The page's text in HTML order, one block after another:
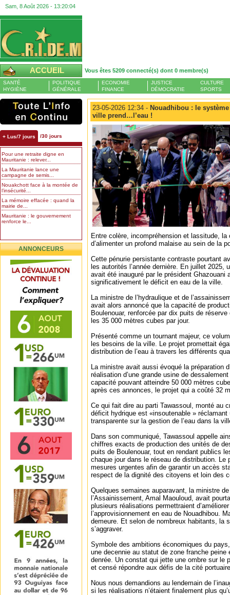
Sam, 8 Août 2026 - 13:20:05
ACCUEIL Vous êtes 5209 connecté(s) dont 0 membre(s)
SANTÉ
HYGIÈNE
POLITIQUE
GÉNÉRALE
ECONOMIE
FINANCE
JUSTICE
DÉMOCRATIE
CULTURE
SPORTS
+ Lus/7 jours /30 jours
Pour une retraite digne en
Mauritanie : relever...
La Mauritanie lance une
campagne de semis...
Nouakchott face à la montée de
l’insécurité...
La mémoire effacée : quand la
mairie de...
Mauritanie : le gouvernement
renforce le...
ANNONCEURS
23-05-2026 12:34 - Nouadhibou : le
ville prend…l’eau !
Entre colère, incompréhension et lassitude, la
d’alimenter un profond malaise au sein de la
Cette pénurie persistante contraste pourtant
les autorités l’année dernière. En juillet 2025,
avait été inauguré par le président Ghazouani
significativement le déficit en eau de la ville.
La ministre de l’hydraulique et de
avait alors annoncé que la capacité de
Boulenouar, renforcée par dix puits de
les 35 000 mètres cubes par jour.
Présenté comme un tournant majeur, ce
les besoins de la ville. Le projet promettait
distribution de l’eau à travers les différents
La ministre avait aussi évoqué la préparation
réalisation d’une grande usine de
capacité pouvant atteindre 50 000 mètres
après ces annonces, le projet qui a coûté 32
Ce qui fait dire au parti Tawassoul, monté au
déficit hydrique est «insoutenable » réclamant
transparente sur la gestion de l’eau dans la
Dans son communiqué, Tawassoul appelle
chiffres exacts de production des unités de
puits de Boulenouar, tout en rendant publics
chaque jour dans le réseau de distribution. Le
mesures urgentes afin de garantir un accès
respect de la dignité des citoyens et loin des
Quelques semaines auparavant, la ministre de
l’Assainissement, Amal Maouloud, avait
plusieurs réalisations permettraient
l’approvisionnement en eau de Nouadhibou.
demeure. Et selon de nombreux habitants, la
s’aggraver.
Symbole des ambitions économiques du
une decennie au statut de zone franche peine
denrée. Un constat qui jette une ombre sur le
et censé répondre aux défis de la cité
Nous nous demandions au lendemain de
si les réalisations n’étaient finalement plus